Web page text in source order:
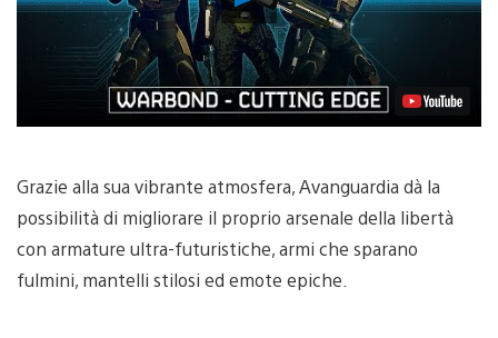
video
Grazie alla sua vibrante atmosfera, Avanguardia dà la
possibilità di migliorare il proprio arsenale della libertà
con armature ultra-futuristiche, armi che sparano
fulmini, mantelli stilosi ed emote epiche.